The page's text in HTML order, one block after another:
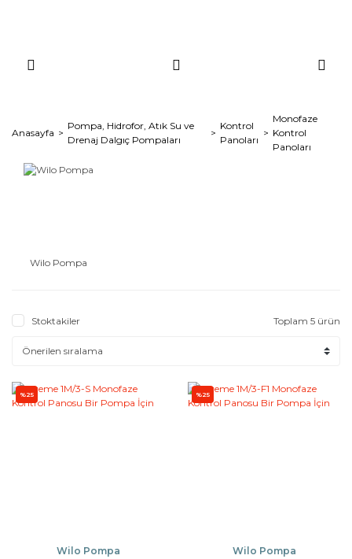
Anasayfa
Pompa, Hidrofor, Atık Su ve
Drenaj Dalgıç Pompaları
Kontrol
Panoları
Monofaze
Kontrol
Panoları
Wilo Pompa
Stoktakiler Toplam 5 ürün
%25
Wilo Pompa
%25
Wilo Pompa